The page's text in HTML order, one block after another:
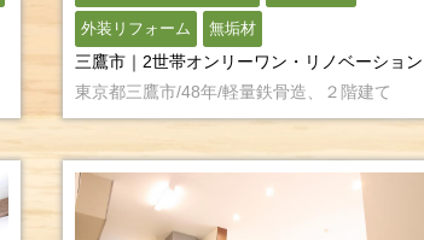
外装リフォーム 無垢材
三鷹市｜2世帯オンリーワン・リノベーション
東京都三鷹市/48年/軽量鉄骨造、２階建て